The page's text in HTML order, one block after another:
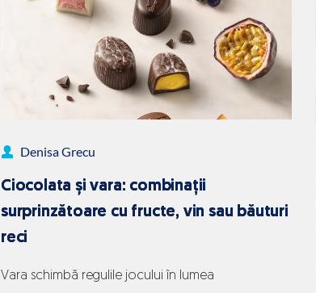
atât
de
bine
relațiile
Denisa Grecu
Ciocolata și vara: combinații
surprinzătoare cu fructe, vin sau băuturi
reci
Vara schimbă regulile jocului în lumea